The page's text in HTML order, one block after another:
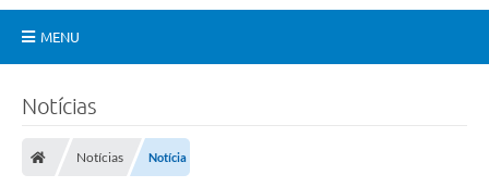
MENU
Notícias
Notícias Notícia